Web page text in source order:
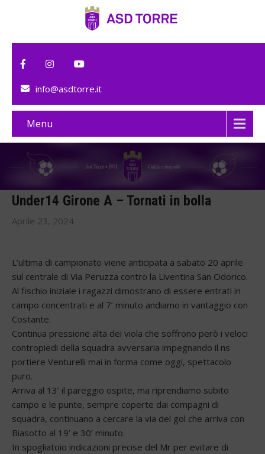
info@asdtorre.it
Menu
Under14 Girone A – Tornati in bolla
Aprile 23, 2024
L’ultima di campionato viene anticipata a sabato 20 aprile
sul centrale di Via Peruzza contro la Liventina San Odorico.
Al fischio iniziale i ragazzi dimostrano di essere entrati in
campo concentrati e al 7’ minuto andiamo in vantaggio con
Costante.
Continua pressione alta dei viola che soffrono però i veloci
contropiedi della squadra avversaria impegnando il ns
portiere Venturelli mai in forma come oggi, spettacolo
puro.
Arriva al 13’ il pareggio ospite, ma riprendiamo subito
campo e le punte, sempre coperte dai compagni di
squadra, continuano a cercare la via del gol che arriva con
Biasotto al 19’ e 30’ minuto.
In spogliatoio indicazioni precise del Mr per evitare di